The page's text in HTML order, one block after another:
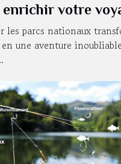
votre
les parcs nationaux
une aventure